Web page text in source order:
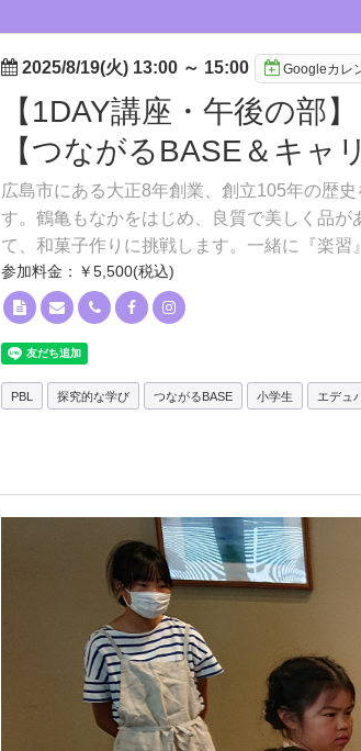
2025/8/19(火) 13:00 ～ 15:00 Googleカレ
【1DAY講座・午後の部
【つながるBASE＆キャ
広島市にある大正8年創業、創立105年の歴
す。鶴亀もなかをはじめ、良質で美しく品
て、和菓子作りに挑戦します。一緒に『楽習
参加料金：￥5,500(税込)
PBL 探究的な学び つながるBASE 小学生 エデュ